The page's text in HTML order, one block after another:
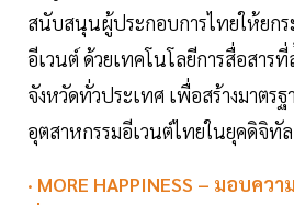
สนับสนุนผู้ประกอบการไทยให้ยก
อีเวนต์ ด้วยเทคโนโลยีการสื่อสาร
จังหวัดทั่วประเทศ เพื่อสร้างมาตร
อุตสาหกรรมอีเวนต์ไทยในยุคดิจิทัล
· MORE HAPPINESS – มอบค